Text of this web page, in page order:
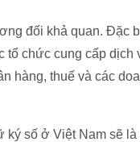
đối khả quan. Đặc
chức cung cấp
hàng, thuế và các
ký số ở Việt Nam sẽ